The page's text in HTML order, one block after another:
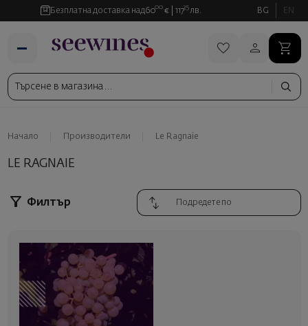
Безплатна доставка над6000 € 11735 лв. BG EN
Начало Производители Le Ragnaie
LE RAGNAIE
Филтър